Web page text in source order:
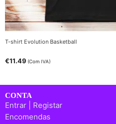
T-shirt Evolution Basketball
€11.49 (Com IVA)
CONTA
Entrar | Registar
Encomendas